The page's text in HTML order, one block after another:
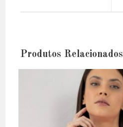
Produtos Relacionados